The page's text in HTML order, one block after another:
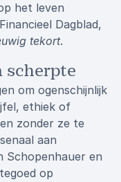
het leven
Dagblad,
tekort.
scherpte
om ogenschijnlijk
ethiek of
zonder ze te
aan
Schopenhauer en
op